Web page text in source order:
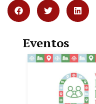
Eventos